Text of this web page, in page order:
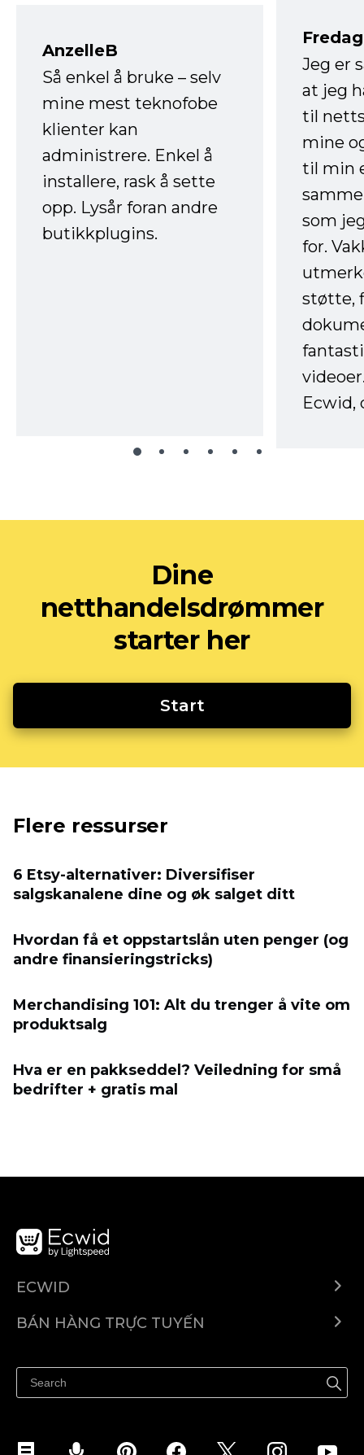
AnzelleB
Så enkel å bruke – selv
mine mest teknofobe
klienter kan
administrere. Enkel å
installere, rask å sette
opp. Lysår foran andre
butikkplugins.
Jeg er
at jeg
til
mine
til min
som
for.
støtte,
Ecwid,
Dine
netthandelsdrømmer
starter her
Start
Flere ressurser
6 Etsy-alternativer: Diversifiser
salgskanalene dine og øk salget ditt
Hvordan få et oppstartslån uten penger (og
andre finansieringstricks)
Merchandising 101: Alt du trenger å vite om
produktsalg
Hva er en pakkseddel? Veiledning for små
bedrifter + gratis mal
ECWID
Trung tâm trợ giúp
BÁN HÀNG TRỰC TUYẾN
Quảng bá ở bất cứ đâu
Kiểm soát mọi thứ